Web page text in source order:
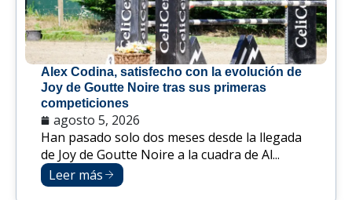
Alex Codina, satisfecho con la evolución de
Joy de Goutte Noire tras sus primeras
competiciones
agosto 5, 2026
Han pasado solo dos meses desde la llegada
de Joy de Goutte Noire a la cuadra de Al...
Leer más